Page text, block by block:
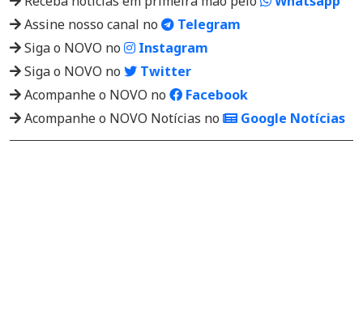
Assine nosso canal no
Telegram
Siga o NOVO no
Instagram
Siga o NOVO no
Twitter
Acompanhe o NOVO no
Facebook
Acompanhe o NOVO Notícias no
Google Notícias